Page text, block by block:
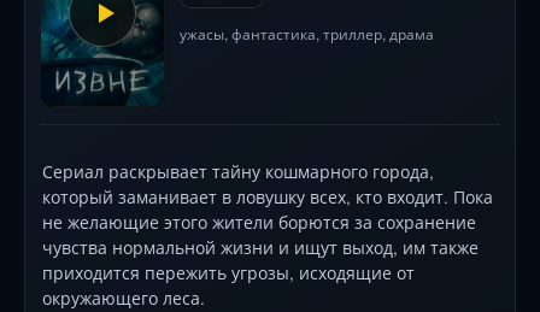
ужасы, фантастика, триллер, драма
Сериал раскрывает тайну кошмарного города,
который заманивает в ловушку всех, кто входит. Пока
не желающие этого жители борются за сохранение
чувства нормальной жизни и ищут выход, им также
приходится пережить угрозы, исходящие от
окружающего леса.